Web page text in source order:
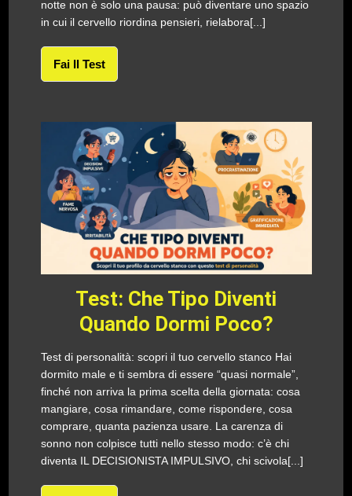
notte non è solo una pausa: può diventare uno spazio
in cui il cervello riordina pensieri, rielabora[...]
Fai Il Test
Test: Che Tipo Diventi
Quando Dormi Poco?
Test di personalità: scopri il tuo cervello stanco Hai
dormito male e ti sembra di essere “quasi normale”,
finché non arriva la prima scelta della giornata: cosa
mangiare, cosa rimandare, come rispondere, cosa
comprare, quanta pazienza usare. La carenza di
sonno non colpisce tutti nello stesso modo: c’è chi
diventa IL DECISIONISTA IMPULSIVO, chi scivola[...]